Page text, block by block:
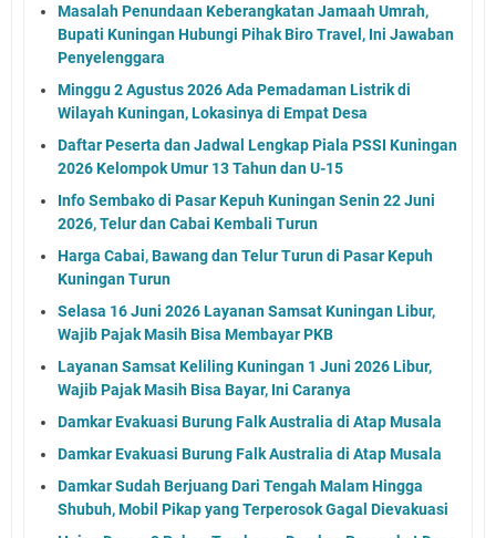
Masalah Penundaan Keberangkatan Jamaah Umrah,
Bupati Kuningan Hubungi Pihak Biro Travel, Ini Jawaban
Penyelenggara
Minggu 2 Agustus 2026 Ada Pemadaman Listrik di
Wilayah Kuningan, Lokasinya di Empat Desa
Daftar Peserta dan Jadwal Lengkap Piala PSSI Kuningan
2026 Kelompok Umur 13 Tahun dan U-15
Info Sembako di Pasar Kepuh Kuningan Senin 22 Juni
2026, Telur dan Cabai Kembali Turun
Harga Cabai, Bawang dan Telur Turun di Pasar Kepuh
Kuningan Turun
Selasa 16 Juni 2026 Layanan Samsat Kuningan Libur,
Wajib Pajak Masih Bisa Membayar PKB
Layanan Samsat Keliling Kuningan 1 Juni 2026 Libur,
Wajib Pajak Masih Bisa Bayar, Ini Caranya
Damkar Evakuasi Burung Falk Australia di Atap Musala
Damkar Evakuasi Burung Falk Australia di Atap Musala
Damkar Sudah Berjuang Dari Tengah Malam Hingga
Shubuh, Mobil Pikap yang Terperosok Gagal Dievakuasi